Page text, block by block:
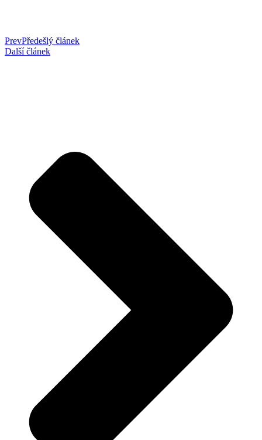
PrevPředešlý článek
Další článek